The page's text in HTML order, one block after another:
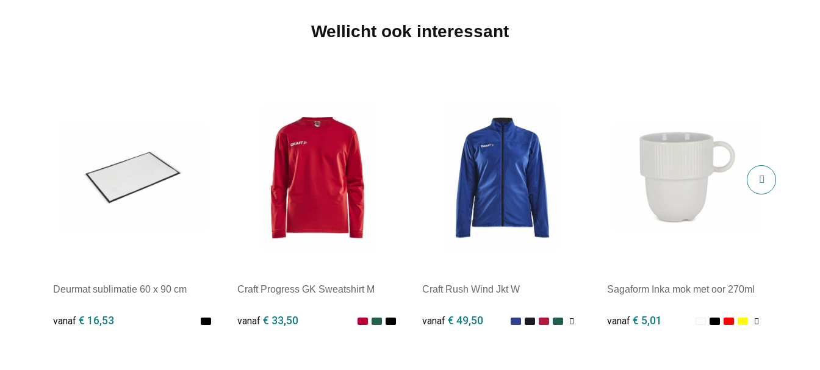
Wellicht ook interessant
Deurmat sublimatie 60 x 90 cm
vanaf € 16,53
Craft Progress GK Sweatshirt M
vanaf€ 33,50
Craft Rush Wind Jkt W
vanaf € 49,50
Sagaform Inka mok met oor 270ml
vanaf € 5,01